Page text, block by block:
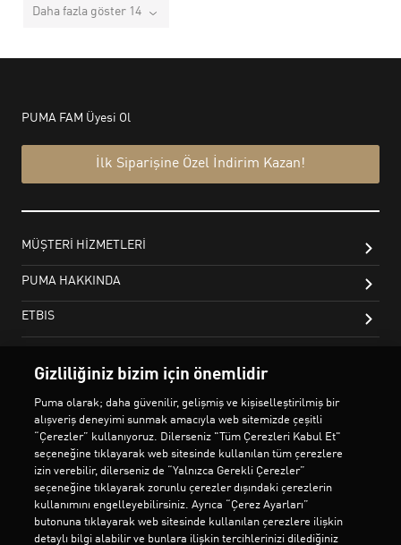
Daha fazla göster 14
Gizliliğiniz bizim için önemlidir
Puma olarak; daha güvenilir, gelişmiş ve kişiselleştirilmiş bir
alışveriş deneyimi sunmak amacıyla web sitemizde çeşitli
“Çerezler” kullanıyoruz. Dilerseniz "Tüm Çerezleri Kabul Et"
seçeneğine tıklayarak web sitesinde kullanılan tüm çerezlere
izin verebilir, dilerseniz de “Yalnızca Gerekli Çerezler”
seçeneğine tıklayarak zorunlu çerezler dışındaki çerezlerin
kullanımını engelleyebilirsiniz. Ayrıca “Çerez Ayarları”
butonuna tıklayarak web sitesinde kullanılan çerezlere ilişkin
detaylı bilgi alabilir ve bunlara ilişkin tercihlerinizi dilediğiniz